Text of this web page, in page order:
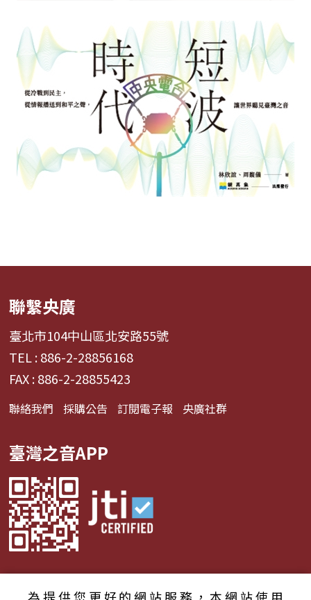
聯繫央廣
臺北市104中山區北安路55號
TEL : 886-2-28856168
FAX : 886-2-28855423
聯絡我們 採購公告 訂閱電子報 央廣社群
臺灣之音APP